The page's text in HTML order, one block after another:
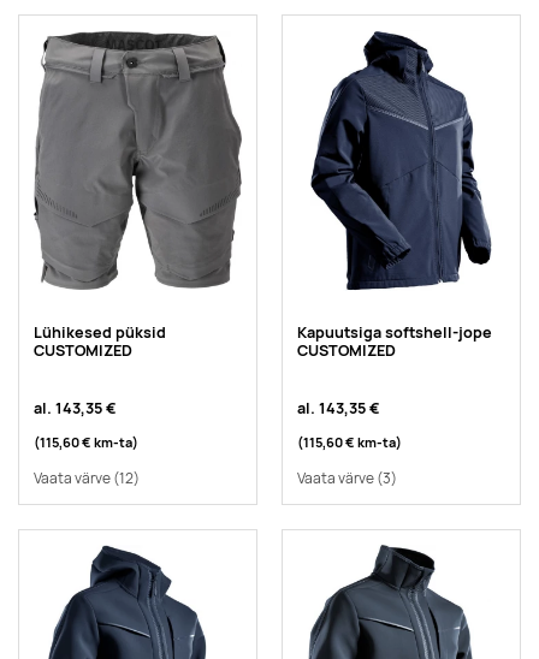
Lühikesed püksid
CUSTOMIZED
al. 143,35 €
(115,60 € km-ta)
Vaata värve(12)
Kapuutsiga softshell-jope
CUSTOMIZED
al. 143,35 €
(115,60 € km-ta)
Vaata värve(3)